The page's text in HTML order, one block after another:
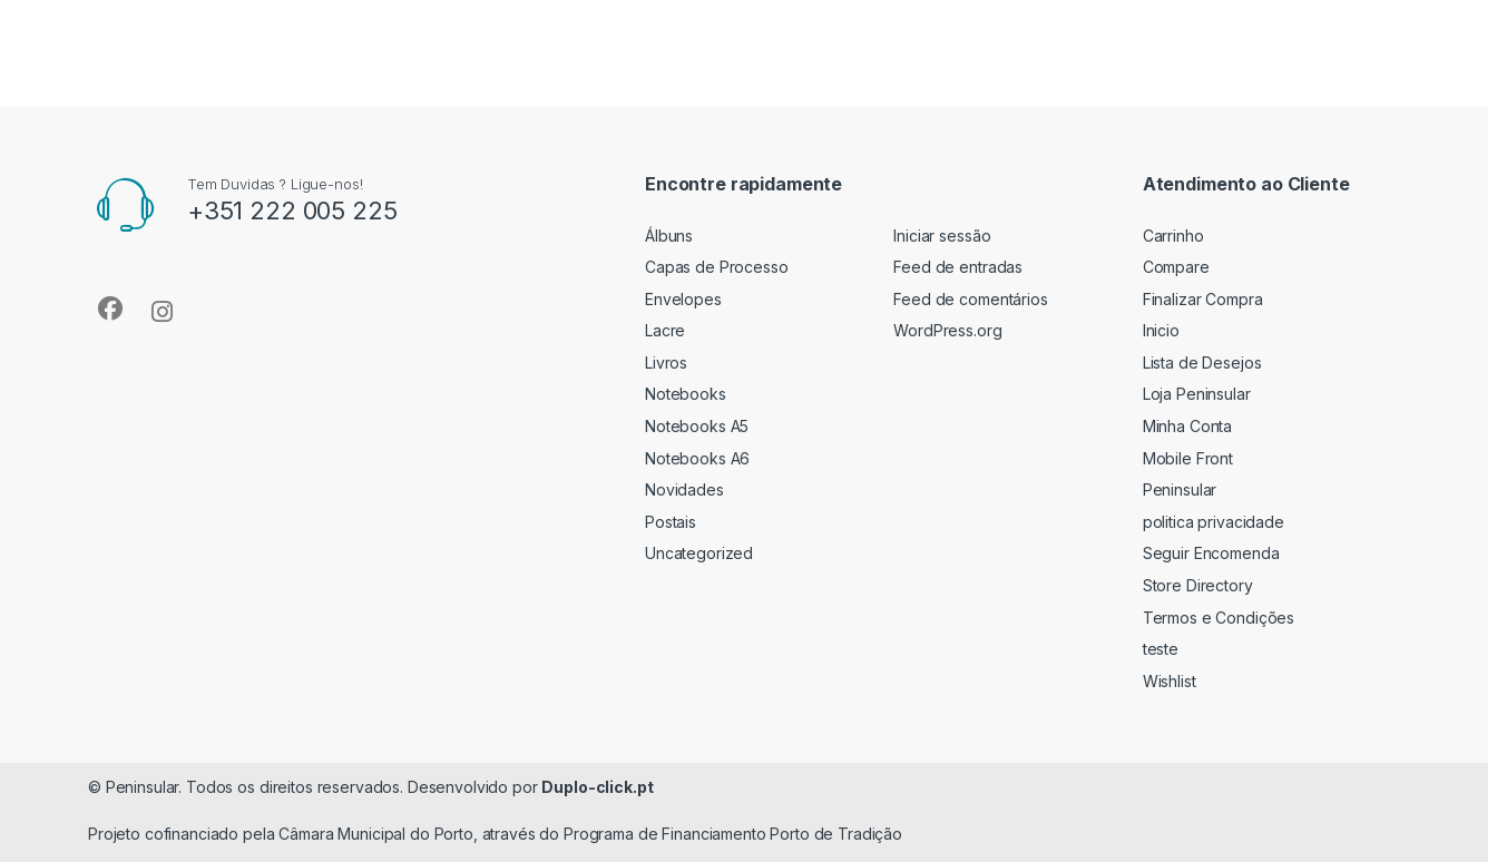
Tem Duvidas ? Ligue-nos!
+351 222 005 225
Encontre rapidamente
Álbuns
Capas de Processo
Envelopes
Lacre
Livros
Notebooks
Notebooks A5
Notebooks A6
Novidades
Postais
Uncategorized
Iniciar sessão
Feed de entradas
Feed de comentários
WordPress.org
Atendimento ao Cliente
Carrinho
Compare
Finalizar Compra
Inicio
Lista de Desejos
Loja Peninsular
Minha Conta
Mobile Front
Peninsular
politica privacidade
Seguir Encomenda
Store Directory
Termos e Condições
teste
Wishlist
© Peninsular. Todos os direitos reservados. Desenvolvido por Duplo-click.pt
Projeto cofinanciado pela Câmara Municipal do Porto, através do Programa de Financiamento Porto de Tradição